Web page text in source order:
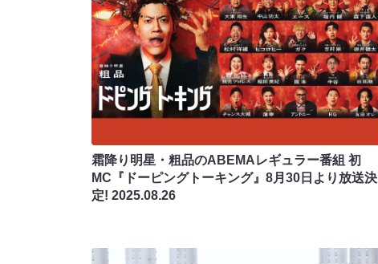
霜降り明星・粗品のABEMAレギュラー番組 初
MC『ドーピングトーキング』8月30日より放送決
定! 2025.08.26